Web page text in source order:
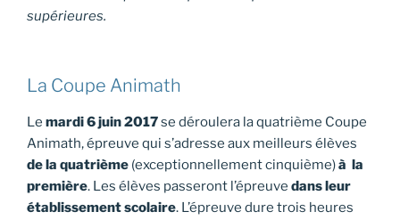
supérieures.
La Coupe Animath
Le mardi 6 juin 2017se déroulera la quatrième Coupe
Animath, épreuve qui s’adresse aux meilleurs élèves
de la quatrième (exceptionnellement cinquième)à la
première. Les élèves passeront l’épreuve dans leur
établissement scolaire. L’épreuve dure trois heures